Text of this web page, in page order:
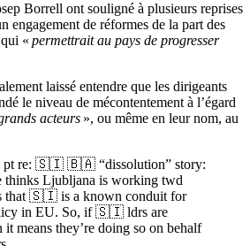
Borrell ont souligné à plusieurs reprises
engagement de réformes de la part des
« permettrait au pays de progresser
laissé entendre que les dirigeants
le niveau de mécontentement à l’égard
acteurs », ou même en leur nom, au
pt re: 🇸🇮 🇧🇦 “dissolution” story:
thinks Ljubljana is working twd
that 🇸🇮 is a known conduit for
in EU. So, if 🇸🇮 ldrs are
means they’re doing so on behalf